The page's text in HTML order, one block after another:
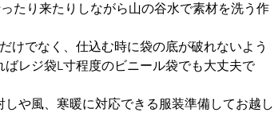
たり来たりしながら山の谷水で素材を洗う作
けでなく、仕込む時に袋の底が破れないよう
レジ袋L寸程度のビニール袋でも大丈夫で
や風、寒暖に対応できる服装準備してお越し